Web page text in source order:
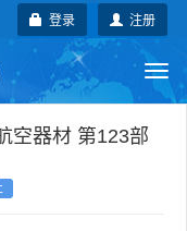
注册
登录
地方标准
空器材 第123部